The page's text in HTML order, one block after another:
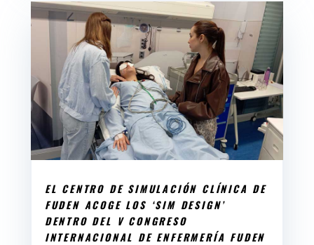
EL CENTRO DE SIMULACIÓN CLÍNICA DE
FUDEN ACOGE LOS ‘SIM DESIGN’
DENTRO DEL V CONGRESO
INTERNACIONAL DE ENFERMERÍA FUDEN